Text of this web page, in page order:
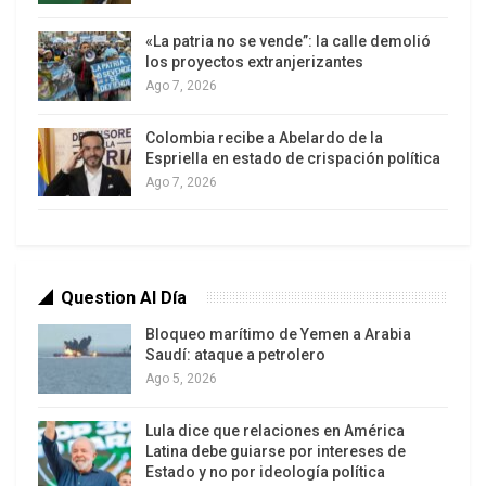
enero.
Esta normativa contempla prisión de 10 a 14 años
para quienes incurran en contrabando y
Las empresas y comercios del país tuvieron
oportunidad hasta el pasado lunes 10 para
Durante su alocución, el Mandatario nacional
expuso los resultados de las fiscalizaciones,
efectuadas por la Superintendencia de Precios
Como resultado, en la empresa Inversiones
«La patria no se vende”: la calle demolió
los proyectos extranjerizantes
Ago 7, 2026
Colombia recibe a Abelardo de la
Espriella en estado de crispación política
Ago 7, 2026
Question Al Día
Bloqueo marítimo de Yemen a Arabia
Saudí: ataque a petrolero
Ago 5, 2026
Lula dice que relaciones en América
Latina debe guiarse por intereses de
Estado y no por ideología política